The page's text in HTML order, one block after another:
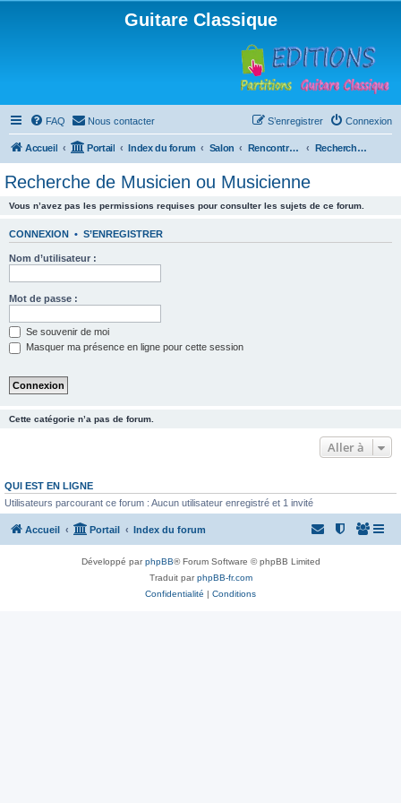
Guitare Classique
FAQ Nous contacter Connexion
S’enregistrer
Accueil Portail Index du forum Salon Rencontres musicales Recherche de Musicien ou Musicienne
Recherche de Musicien ou Musicienne
Vous n’avez pas les permissions requises pour consulter les sujets de ce forum.
CONNEXION • S’ENREGISTRER
Nom d’utilisateur :
Mot de passe :
Se souvenir de moi
Masquer ma présence en ligne pour cette session
Cette catégorie n’a pas de forum.
Aller à
QUI EST EN LIGNE
Utilisateurs parcourant ce forum : Aucun utilisateur enregistré et 1 invité
Accueil Portail Index du forum
Développé parphpBB® Forum Software © phpBB Limited
Traduit parphpBB-fr.com
Confidentialité | Conditions